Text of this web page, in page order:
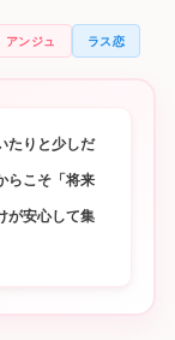
アンジュ ラス恋
たりと少しだ
らこそ「将来
が安心して集